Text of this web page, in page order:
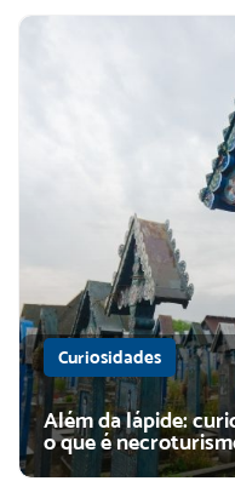
Curiosidades
Além da lápide:
o que é